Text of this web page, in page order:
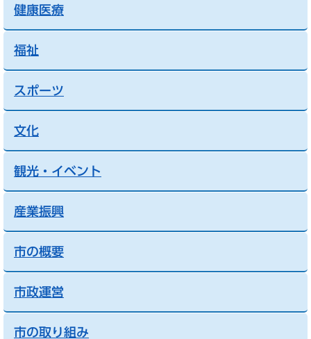
健康医療
福祉
スポーツ
文化
観光・イベント
産業振興
市の概要
市政運営
市の取り組み